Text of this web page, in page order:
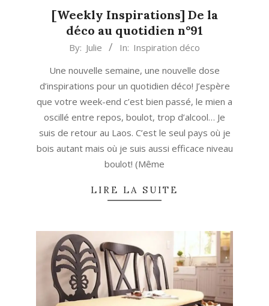
[Weekly Inspirations] De la
déco au quotidien n°91
By: Julie In: Inspiration déco
Une nouvelle semaine, une nouvelle dose
d’inspirations pour un quotidien déco! J’espère
que votre week-end c’est bien passé, le mien a
oscillé entre repos, boulot, trop d’alcool… Je
suis de retour au Laos. C’est le seul pays où je
bois autant mais où je suis aussi efficace niveau
boulot! (Même
LIRE LA SUITE